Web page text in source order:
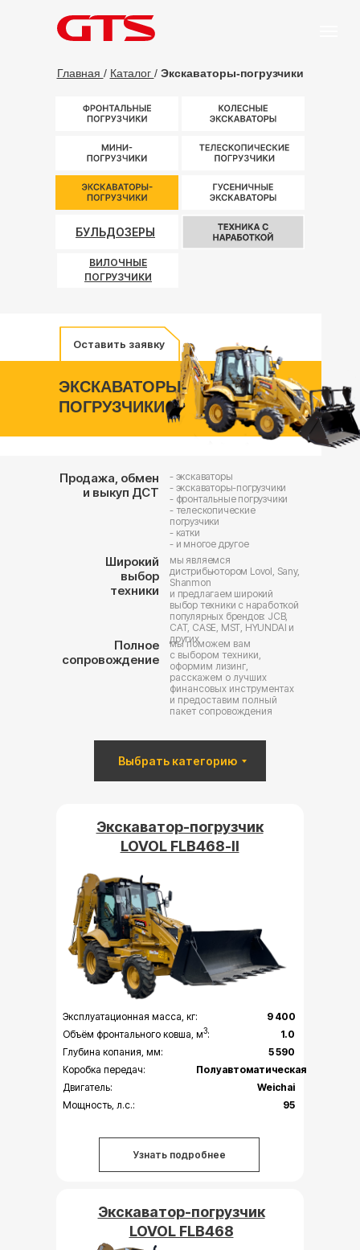
Главная / Каталог / Экскаваторы-погрузчики
БУЛЬДОЗЕРЫ
БУЛЬДОЗЕРЫ
ВИЛОЧНЫЕ
ПОГРУЗЧИКИ
Оставить заявку
ЭКСКАВАТОРЫ-
ПОГРУЗЧИКИ
Продажа, обмен
и выкуп ДСТ
- экскаваторы
- экскаваторы-погрузчики
- фронтальные погрузчики
- телескопические
погрузчики
- катки
- и многое другое
Широкий
выбор
техники
мы являемся
дистрибьютором Lovol, Sany,
Shanmon
и предлагаем широкий
выбор техники с наработкой
популярных брендов: JCB,
CAT, CASE, MST, HYUNDAI и
других
Полное
сопровождение
мы поможем вам
с выбором техники,
оформим лизинг,
расскажем о лучших
финансовых инструментах
и предоставим полный
пакет сопровождения
LOVOL SHANMON CASE JCB
Выбрать категорию
Экскаваторы-
Экскаватор-погрузчик
LOVOL FLB468-II
Эксплуатационная масса, кг:
Объём фронтального ковша, м3:
Глубина копания, мм:
Коробка передач:
Двигатель:
Мощность, л.с.:
9 400
1.0
5 590
Полуавтоматическая
Weichai
95
Узнать подробнее
Экскаватор-погрузчик
LOVOL FLB468